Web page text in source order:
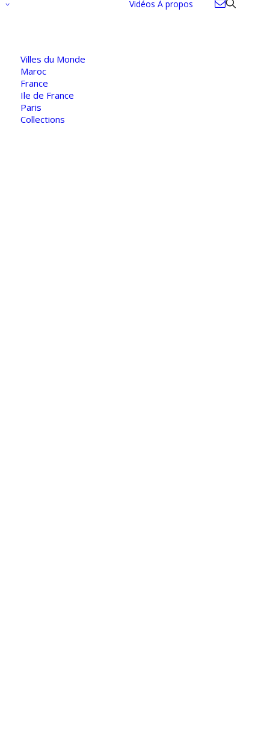
Villes du Monde
Maroc
France
Ile de France
Paris
Collections
Vidéos À propos